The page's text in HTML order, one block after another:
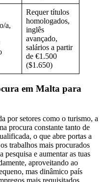
a,
Requer títulos
homologados,
inglês
avançado,
salários a partir
de €1.500
($1.650)
em Malta para
por setores como o turismo, a
procura constante tanto de
o que abre portas a
trabalhos mais procurados
e aumentar as tuas
aproveitando ao
mas dinâmico país
mais requisitados